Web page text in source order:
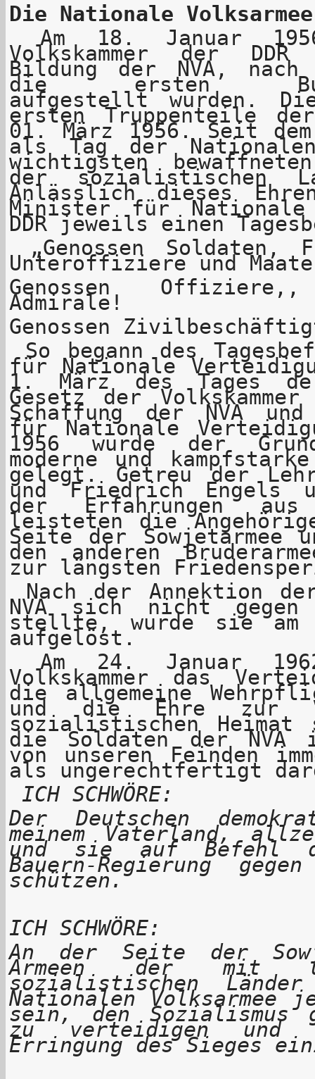
Die Nationale
Am 18. Januar
Volkskammer der
Bildung der NVA, nach
die ersten
aufgestellt wurden.
ersten Truppenteile
01. März 1956. Seit
als Tag der Nationalen
wichtigsten
der sozialistischen
Anlässlich dieses
Minister für Nationale
DDR jeweils einen
„Genossen Soldaten,
Unteroffiziere und
Genossen
Admirale!
Genossen
So begann des
für Nationale
1. März des Tages
Gesetz der
Schaffung der NVA
für Nationale
1956 wurde der
moderne und
gelegt. Getreu der
und Friedrich Engels
der Erfahrungen
leisteten die
Seite der Sowjetarmee
den anderen
zur längsten
Nach der Annektion
NVA sich nicht
stellte, wurde sie am
aufgelöst.
Am 24. Januar
Volkskammer das
die allgemeine
und die Ehre zur
sozialistischen Heimat
die Soldaten der NVA
von unseren Feinden
als ungerechtfertigt
ICH SCHWÖRE:
Der Deutschen
meinem Vaterland,
und sie auf Befehl
Bauern-Regierung
schützen.
ICH SCHWÖRE:
An der Seite der
Armeen der mit
sozialistischen
Nationalen Volksarmee
sein, den Sozialismus
zu verteidigen und
Erringung des Sieges